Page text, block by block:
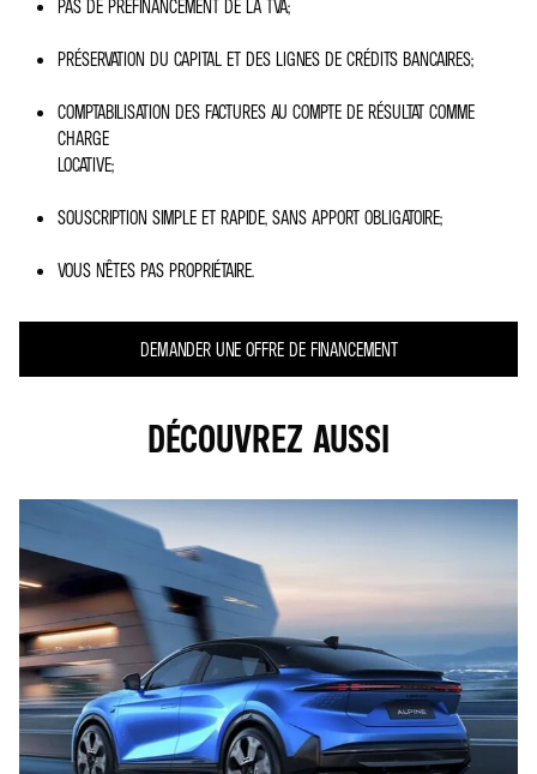
PAS DE PRÉFINANCEMENT DE LA TVA;
PRÉSERVATION DU CAPITAL ET DES LIGNES DE CRÉDITS BANCAIRES;
COMPTABILISATION DES FACTURES AU COMPTE DE RÉSULTAT COMME
CHARGE
LOCATIVE;
SOUSCRIPTION SIMPLE ET RAPIDE, SANS APPORT OBLIGATOIRE;
VOUS N’ÊTES PAS PROPRIÉTAIRE.
DEMANDER UNE OFFRE DE FINANCEMENT
DÉCOUVREZ AUSSI